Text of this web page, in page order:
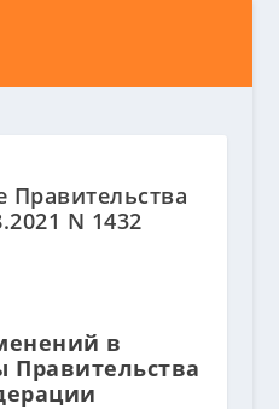
Правительства
N 1432
в
Правительства